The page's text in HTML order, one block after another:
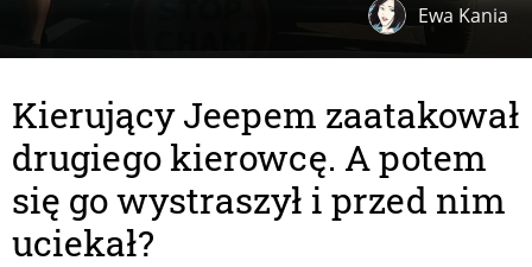
Ewa Kania
Kierujący Jeepem zaatakował
drugiego kierowcę. A potem
się go wystraszył i przed nim
uciekał?